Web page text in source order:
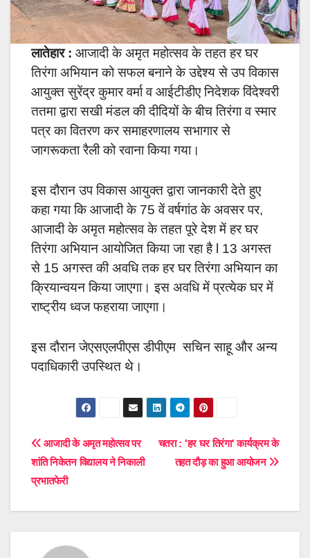
लातेहार : आजादी के अमृत महोत्सव के तहत हर घर
तिरंगा अभियान को सफल बनाने के उद्देश्य से उप विकास
आयुक्त सुरेंद्र कुमार वर्मा व आईटीडीए निदेशक विंदेश्वरी
ततमा द्वारा सखी मंडल की दीदियों के बीच तिरंगा व स्मार
पत्र का वितरण कर समाहरणालय सभागार से
जागरूकता रैली को रवाना किया गया।
इस दौरान उप विकास आयुक्त द्वारा जानकारी देते हुए
कहा गया कि आजादी के 75 वें वर्षगांठ के अवसर पर,
आजादी के अमृत महोत्सव के तहत पूरे देश में हर घर
तिरंगा अभियान आयोजित किया जा रहा है l 13 अगस्त
से 15 अगस्त की अवधि तक हर घर तिरंगा अभियान का
क्रियान्वयन किया जाएगा। इस अवधि में प्रत्येक घर में
राष्ट्रीय ध्वज फहराया जाएगा।
इस दौरान जेएसएलपीएस डीपीएम सचिन साहू और अन्य
पदाधिकारी उपस्थित थे।
Post
navigation
चतरा : 'हर घर तिरंगा' कार्यक्रम के
तहत दौड़ का हुआ आयोजन
आजादी के अमृत महोत्सव पर
शांति निकेतन विद्यालय ने निकाली
प्रभातफेरी